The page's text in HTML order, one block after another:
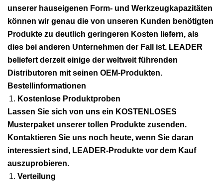
unserer hauseigenen Form- und Werkzeugkapazitäten
können wir genau die von unseren Kunden benötigten
Produkte zu deutlich geringeren Kosten liefern, als
dies bei anderen Unternehmen der Fall ist. LEADER
beliefert derzeit einige der weltweit führenden
Distributoren mit seinen OEM-Produkten.
Bestellinformationen
Kostenlose Produktproben
Lassen Sie sich von uns ein KOSTENLOSES
Musterpaket unserer tollen Produkte zusenden.
Kontaktieren Sie uns noch heute, wenn Sie daran
interessiert sind, LEADER-Produkte vor dem Kauf
auszuprobieren.
Verteilung